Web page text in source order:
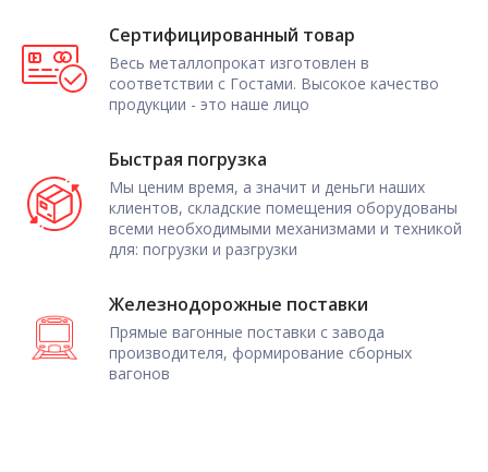
Сертифицированный товар
Весь металлопрокат изготовлен в
соответствии с Гостами. Высокое качество
продукции - это наше лицо
Быстрая погрузка
Мы ценим время, а значит и деньги наших
клиентов, складские помещения оборудованы
всеми необходимыми механизмами и техникой
для: погрузки и разгрузки
Железнодорожные поставки
Прямые вагонные поставки с завода
производителя, формирование сборных
вагонов